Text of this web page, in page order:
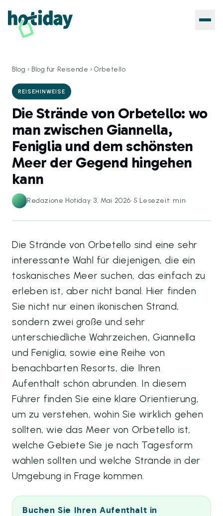
Blog › Blog für Reisende ›Orbetello
REISEHINWEISE
Die Strände von Orbetello: wo
man zwischen Giannella,
Feniglia und dem schönsten
Meer der Gegend hingehen
kann
Redazione Hotiday·3. Mai 2026·5 Lesezeit: min
Die Strände von Orbetello sind eine sehr
interessante Wahl für diejenigen, die ein
toskanisches Meer suchen, das einfach zu
erleben ist, aber nicht banal. Hier finden
Sie nicht nur einen ikonischen Strand,
sondern zwei große und sehr
unterschiedliche Wahrzeichen, Giannella
und Feniglia, sowie eine Reihe von
benachbarten Resorts, die Ihren
Aufenthalt schön abrunden. In diesem
Führer finden Sie eine klare Orientierung,
um zu verstehen, wohin Sie wirklich gehen
sollten, wie das Meer von Orbetello ist,
welche Gebiete Sie je nach Tagesform
wählen sollten und welche Strände in der
Umgebung in Frage kommen.
Buchen Sie Ihren Aufenthalt in